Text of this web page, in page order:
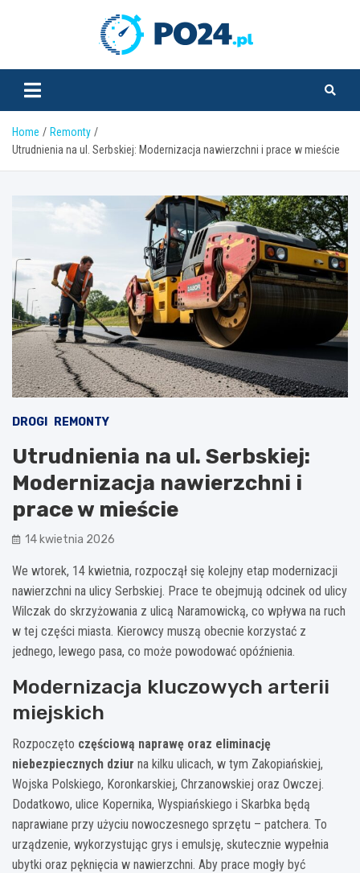
Home
Remonty
Utrudnienia na ul. Serbskiej: Modernizacja nawierzchni i prace w mieście
DROGI REMONTY
Utrudnienia na ul. Serbskiej:
Modernizacja nawierzchni i
prace w mieście
14 kwietnia 2026
We wtorek, 14 kwietnia, rozpoczął się kolejny etap modernizacji
nawierzchni na ulicy Serbskiej. Prace te obejmują odcinek od ulicy
Wilczak do skrzyżowania z ulicą Naramowicką, co wpływa na ruch
w tej części miasta. Kierowcy muszą obecnie korzystać z
jednego, lewego pasa, co może powodować opóźnienia.
Modernizacja kluczowych arterii
miejskich
Rozpoczęto częściową naprawę oraz eliminację
niebezpiecznych dziur na kilku ulicach, w tym Zakopiańskiej,
Wojska Polskiego, Koronkarskiej, Chrzanowskiej oraz Owczej.
Dodatkowo, ulice Kopernika, Wyspiańskiego i Skarbka będą
naprawiane przy użyciu nowoczesnego sprzętu – patchera. To
urządzenie, wykorzystując grys i emulsję, skutecznie wypełnia
ubytki oraz pęknięcia w nawierzchni. Aby prace mogły być